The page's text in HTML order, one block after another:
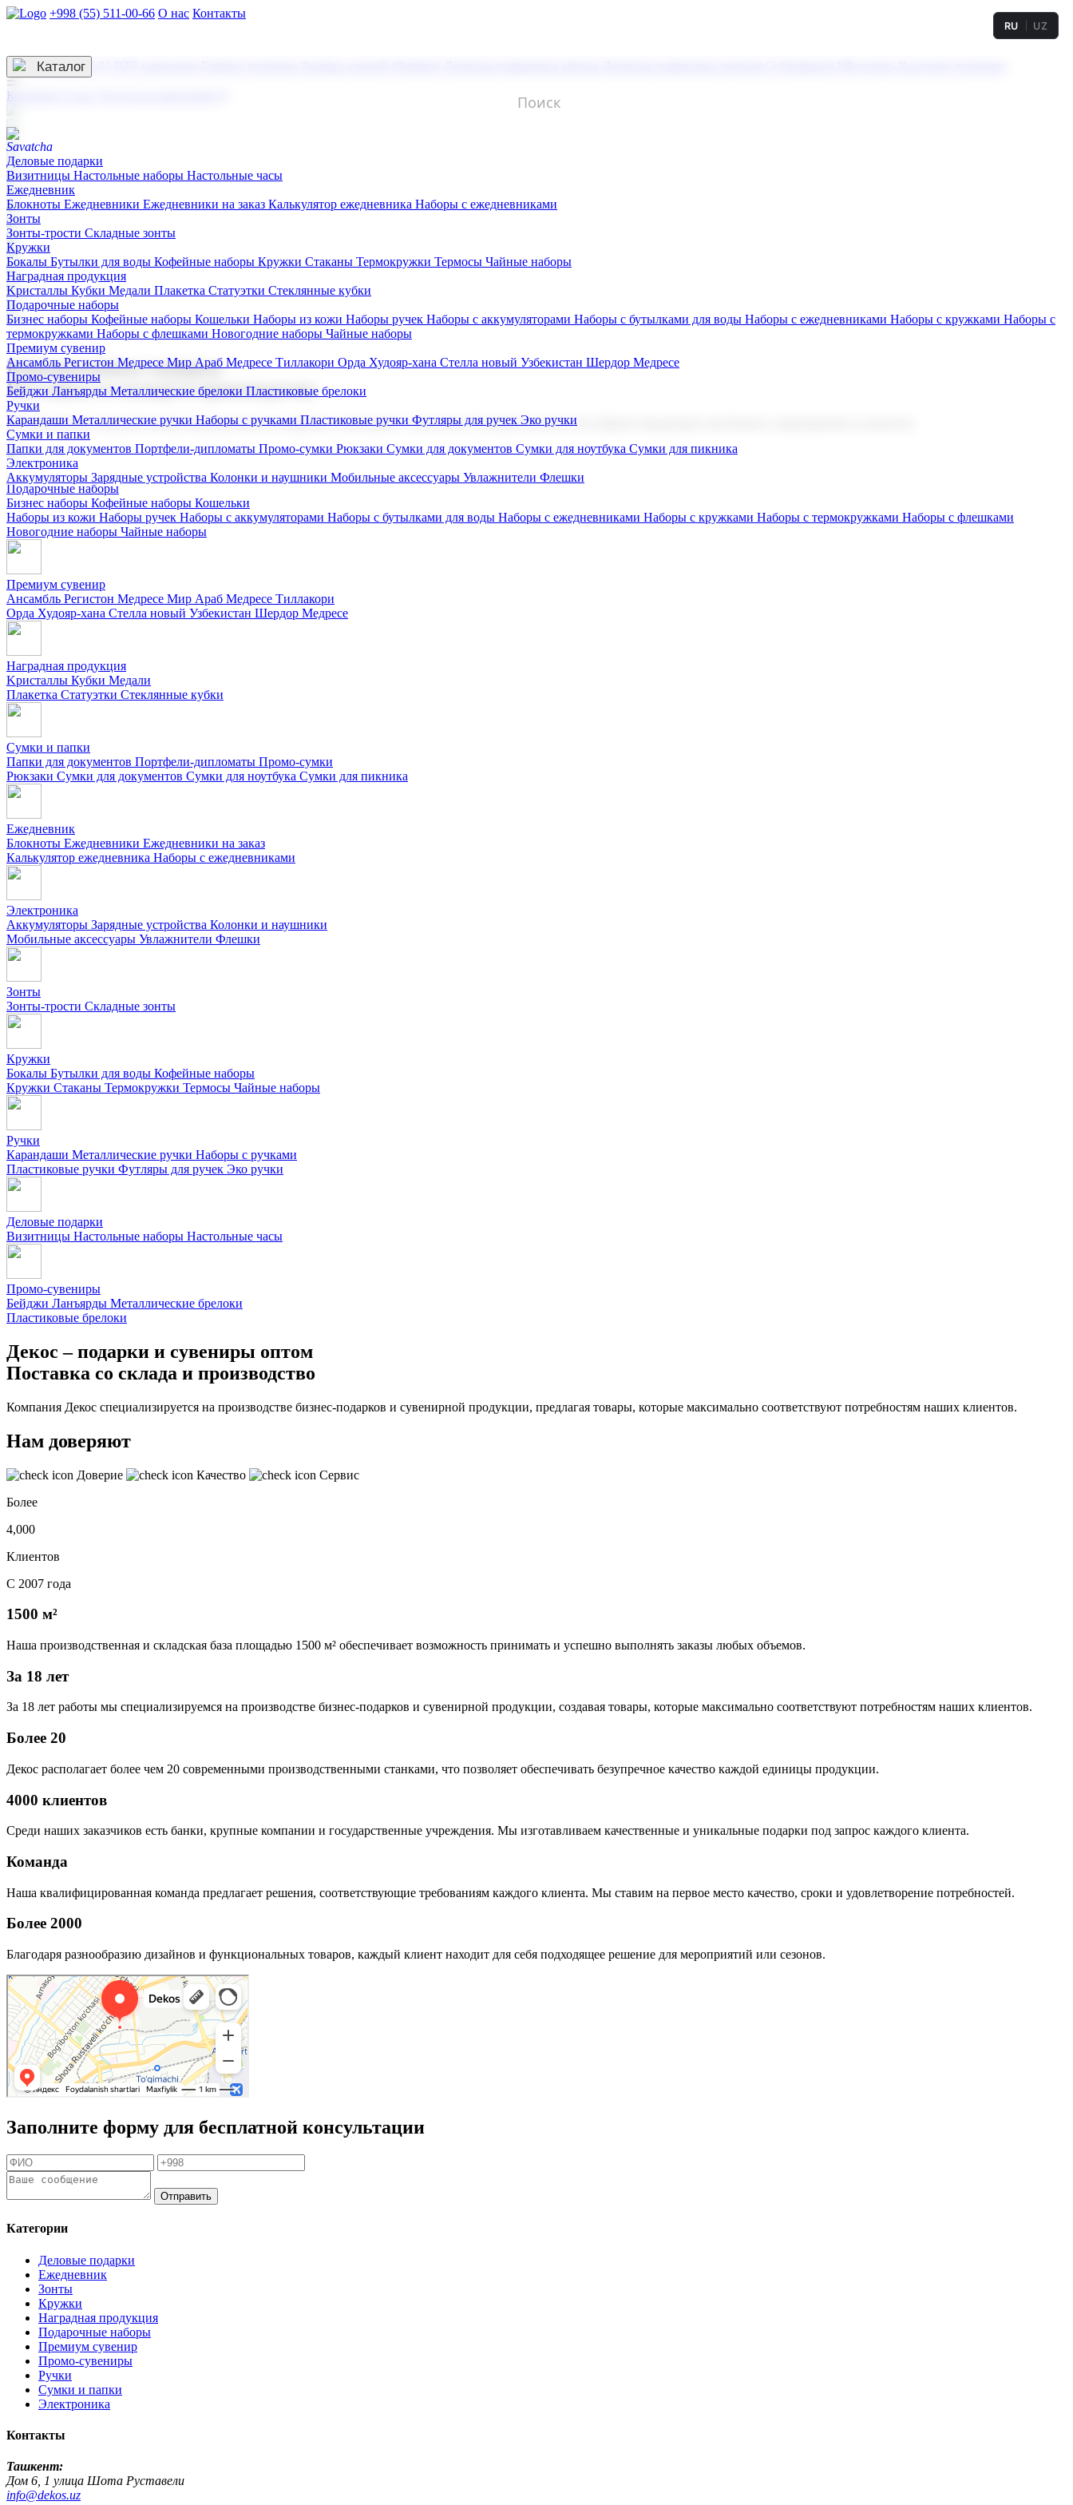
+998 (55) 511-00-66 О нас Контакты
3D гравировка
RU UZ
☰
Контакты
Каталог
Деловые подарки
Визитницы Настольные наборы Настольные часы
Ежедневник
Блокноты Ежедневники Ежедневники на заказ Калькулятор ежедневника Наборы с ежедневниками
Зонты
Зонты-трости Складные зонты
Кружки
Бокалы Бутылки для воды Кофейные наборы Кружки Стаканы Термокружки Термосы Чайные наборы
Наградная продукция
Kристаллы Кубки Медали Плакетка Статуэтки Стеклянные кубки
Подарочные наборы
Бизнес наборы Кофейные наборы Кошельки Наборы из кожи Наборы ручек Наборы с аккумуляторами Наборы с бутылками для воды Наборы с ежедневниками Наборы с кружками Наборы с
термокружками Наборы с флешками Новогодние наборы Чайные наборы
Премиум сувенир
Ансамбль Регистон Медресе Мир Араб Медресе Тиллакори Орда Худояр-хана Стелла новый Узбекистан Шердор Медресе
Промо-сувениры
Бейджи Ланъярды Металлические брелоки Пластиковые брелоки
Ручки
Карандаши Металлические ручки Наборы с ручками Пластиковые ручки Футляры для ручек Эко ручки
Сумки и папки
Папки для документов Портфели-дипломаты Промо-сумки Рюкзаки Сумки для документов Сумки для ноутбука Сумки для пикника
Электроника
Аккумуляторы Зарядные устройства Колонки и наушники Мобильные аксессуары Увлажнители Флешки
Корпоративные подарки
Поставка со склада и производство
Мы предлагаем широкий выбор корпоративных подарков и сувениров с логотипом. В нашем каталоге вы найдете продукцию для бизнеса, мероприятия и клиентов.
Подарочные наборы
Бизнес наборы Кофейные наборы Кошельки
Наборы из кожи Наборы ручек Наборы с аккумуляторами Наборы с бутылками для воды Наборы с ежедневниками Наборы с кружками Наборы с термокружками Наборы с флешками
Новогодние наборы Чайные наборы
Премиум сувенир
Ансамбль Регистон Медресе Мир Араб Медресе Тиллакори
Орда Худояр-хана Стелла новый Узбекистан Шердор Медресе
Наградная продукция
Kристаллы Кубки Медали
Плакетка Статуэтки Стеклянные кубки
Сумки и папки
Папки для документов Портфели-дипломаты Промо-сумки
Рюкзаки Сумки для документов Сумки для ноутбука Сумки для пикника
Ежедневник
Блокноты Ежедневники Ежедневники на заказ
Калькулятор ежедневника Наборы с ежедневниками
Электроника
Аккумуляторы Зарядные устройства Колонки и наушники
Мобильные аксессуары Увлажнители Флешки
Зонты
Зонты-трости Складные зонты
Кружки
Бокалы Бутылки для воды Кофейные наборы
Кружки Стаканы Термокружки Термосы Чайные наборы
Ручки
Карандаши Металлические ручки Наборы с ручками
Пластиковые ручки Футляры для ручек Эко ручки
Деловые подарки
Визитницы Настольные наборы Настольные часы
Промо-сувениры
Бейджи Ланъярды Металлические брелоки
Пластиковые брелоки
Декос – подарки и сувениры оптом
Поставка со склада и производство
Компания Декос специализируется на производстве бизнес-подарков и сувенирной продукции, предлагая товары, которые максимально соответствуют потребностям наших клиентов.
Нам доверяют
Доверие Качество
Сервис
Более
4,000
Клиентов
С 2007 года
1500 м²
Наша производственная и складская база площадью 1500 м² обеспечивает возможность принимать и успешно выполнять заказы любых объемов.
За 18 лет
За 18 лет работы мы специализируемся на производстве бизнес-подарков и сувенирной продукции, создавая товары, которые максимально соответствуют потребностям наших клиентов.
Более 20
Декос располагает более чем 20 современными производственными станками, что позволяет обеспечивать безупречное качество каждой единицы продукции.
4000 клиентов
Среди наших заказчиков есть банки, крупные компании и государственные учреждения. Мы изготавливаем качественные и уникальные подарки под запрос каждого клиента.
Команда
Наша квалифицированная команда предлагает решения, соответствующие требованиям каждого клиента. Мы ставим на первое место качество, сроки и удовлетворение потребностей.
Более 2000
Благодаря разнообразию дизайнов и функциональных товаров, каждый клиент находит для себя подходящее решение для мероприятий или сезонов.
Заполните форму для бесплатной консультации
Отправить
Категории
Деловые подарки
Ежедневник
Зонты
Кружки
Наградная продукция
Подарочные наборы
Премиум сувенир
Промо-сувениры
Ручки
Сумки и папки
Электроника
Контакты
Ташкент:
Дом 6, 1 улица Шота Руставели
info@dekos.uz